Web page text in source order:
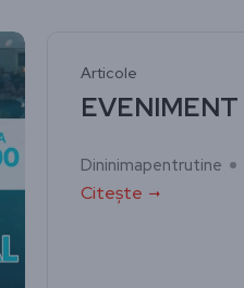
Articole
EVENIMENT
Dininimapentrutine
Citește